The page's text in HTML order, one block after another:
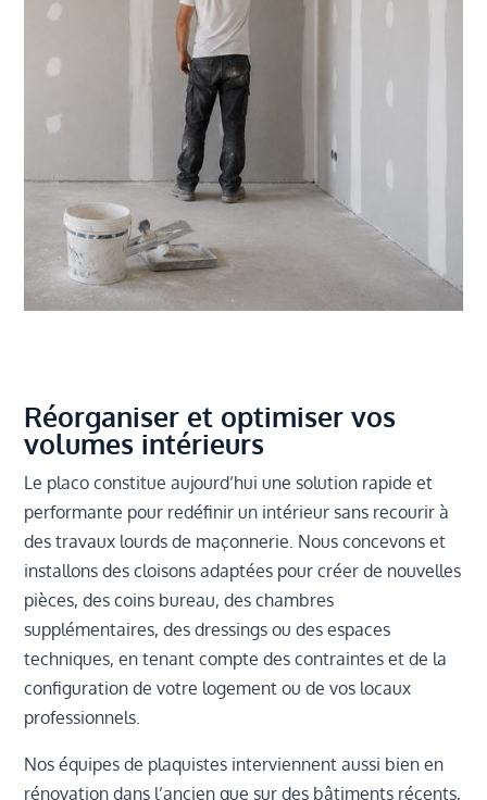
Réorganiser et optimiser vos
volumes intérieurs
Le placo constitue aujourd’hui une solution rapide et
performante pour redéfinir un intérieur sans recourir à
des travaux lourds de maçonnerie. Nous concevons et
installons des cloisons adaptées pour créer de nouvelles
pièces, des coins bureau, des chambres
supplémentaires, des dressings ou des espaces
techniques, en tenant compte des contraintes et de la
configuration de votre logement ou de vos locaux
professionnels.
Nos équipes de plaquistes interviennent aussi bien en
rénovation dans l’ancien que sur des bâtiments récents,